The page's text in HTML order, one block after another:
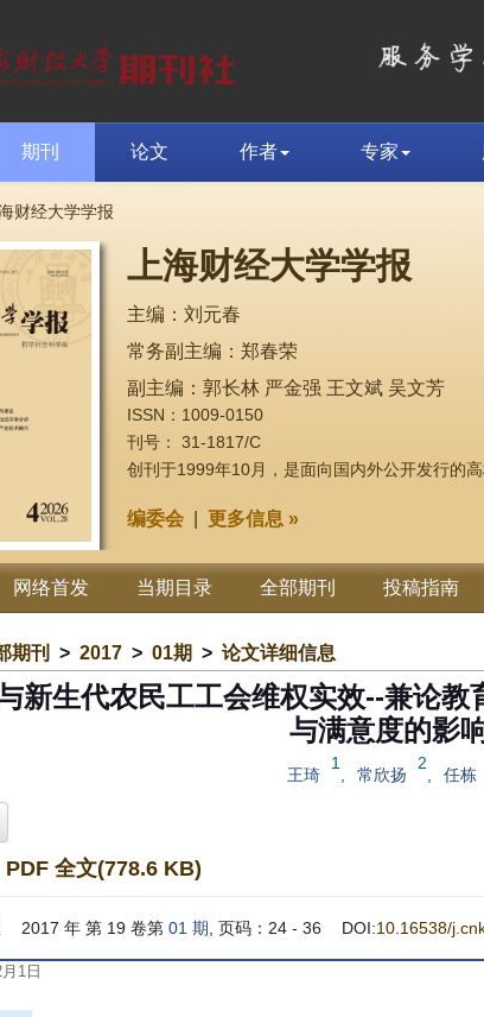
期刊 论文 作者 专家
财经大学学报
上海财经大学学报
主编：刘元春
常务副主编：郑春荣
副主编：郭长林 严金强 王文斌 吴文芳
ISSN：1009-0150
刊号： 31-1817/C
创刊于1999年10月，是面向国内外公开发行的高
编委会 更多信息 »
网络首发 当期目录 全部期刊 投稿指南
期刊 > 2017 > 01期 > 论文详细信息
新生代农民工工会维权实效--兼论
与满意度的影
王琦
1
常欣扬
2
任栋
PDF 全文(778.6 KB)
2017 年 第 19 卷第 01 期 , 页码：24 - 36 DOI:10.16538/
1日